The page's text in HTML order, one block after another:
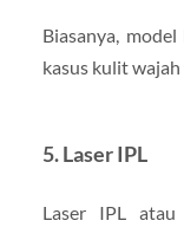
Biasanya,
kasus kulit wajah
5. Laser IPL
Laser IPL